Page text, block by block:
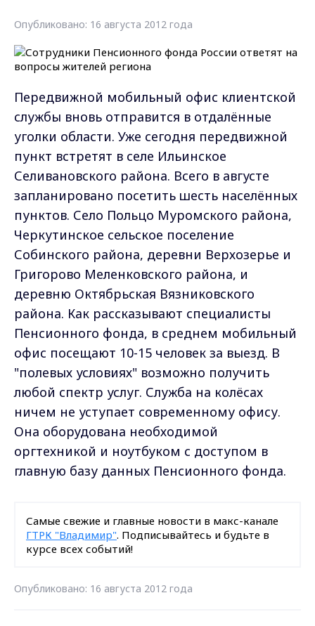
Опубликовано: 16 августа 2012 года
Передвижной мобильный офис клиентской
службы вновь отправится в отдалённые
уголки области. Уже сегодня передвижной
пункт встретят в селе Ильинское
Селивановского района. Всего в августе
запланировано посетить шесть населённых
пунктов. Село Польцо Муромского района,
Черкутинское сельское поселение
Собинского района, деревни Верхозерье и
Григорово Меленковского района, и
деревню Октябрьская Вязниковского
района. Как рассказывают специалисты
Пенсионного фонда, в среднем мобильный
офис посещают 10-15 человек за выезд. В
"полевых условиях" возможно получить
любой спектр услуг. Служба на колёсах
ничем не уступает современному офису.
Она оборудована необходимой
оргтехникой и ноутбуком с доступом в
главную базу данных Пенсионного фонда.
Самые свежие и главные новости в макс-канале
ГТРК "Владимир". Подписывайтесь и будьте в
курсе всех событий!
Опубликовано: 16 августа 2012 года